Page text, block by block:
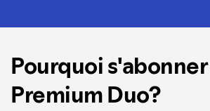
Pourquoi
Premium Duo?